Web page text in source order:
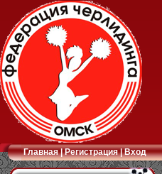
Главная|Регистрация|Вход